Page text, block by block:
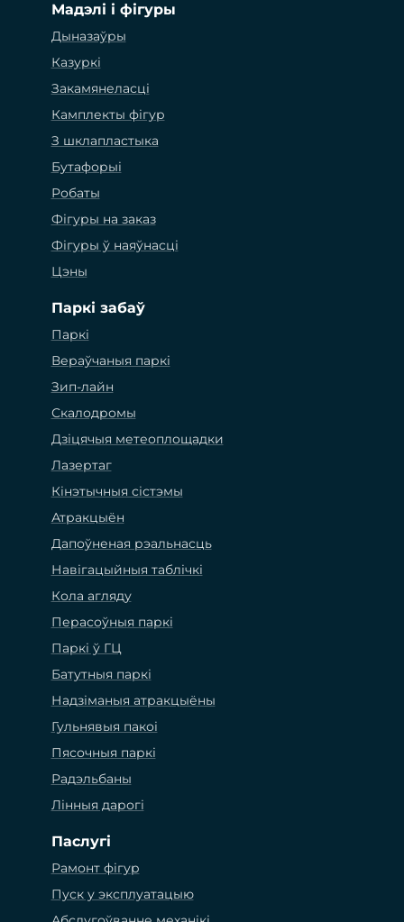
Мадэлі і фігуры
Дыназаўры
Казуркі
Закамянеласці
Камплекты фігур
З шклапластыка
Бутафорыі
Робаты
Фігуры на заказ
Фігуры ў наяўнасці
Цэны
Паркі забаў
Паркі
Вераўчаныя паркі
Зип-лайн
Скалодромы
Дзіцячыя метеоплощадки
Лазертаг
Кінэтычныя сістэмы
Атракцыён
Дапоўненая рэальнасць
Навігацыйныя таблічкі
Кола агляду
Перасоўныя паркі
Паркі ў ГЦ
Батутныя паркі
Надзіманыя атракцыёны
Гульнявыя пакоі
Пясочныя паркі
Радэльбаны
Лінныя дарогі
Паслугі
Рамонт фігур
Пуск у эксплуатацыю